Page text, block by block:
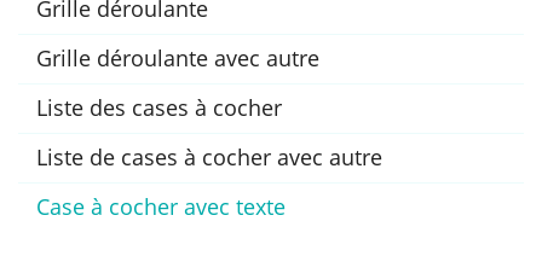
Grille déroulante
Grille déroulante avec autre
Liste des cases à cocher
Liste de cases à cocher avec autre
Case à cocher avec texte